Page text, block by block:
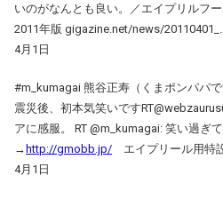
いのがなんとも良い。／エイプリルフ
2011年版 gigazine.net/news/20110401_…
4月1日
#m_kumagai 熊谷正寿（くまポンパパで
震災後、初本気笑いです
アに感服。 RT @m_kumagai: 笑い過ぎ
→ http://gmobb.jp/ エイプリール用特
4月1日